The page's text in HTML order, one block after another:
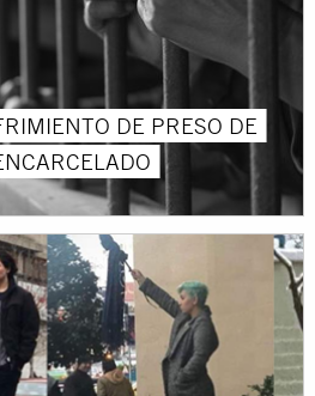
DE PRESO DE